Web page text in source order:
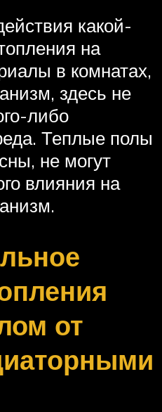
какой-
на
в комнатах,
здесь не
либо
Теплые полы
не могут
влияния на
от